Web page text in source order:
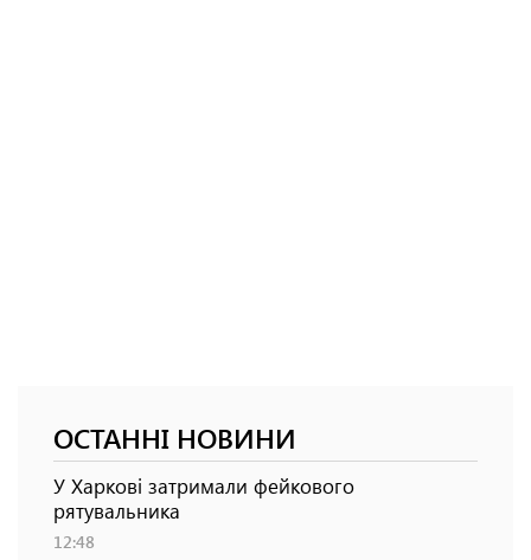
ОСТАННІ НОВИНИ
У Харкові затримали фейкового
рятувальника
12:48